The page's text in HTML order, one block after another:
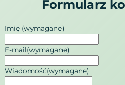
Formularz
Imię (wymagane)
E-mail(wymagane)
Wiadomość(wymagane)